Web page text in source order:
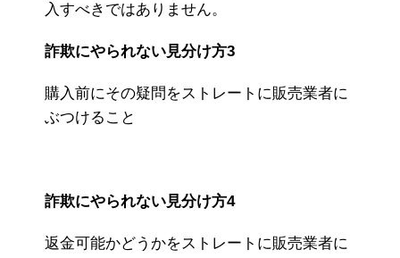
入すべきではありません。
詐欺にやられない見分け方3
購入前にその疑問をストレートに販売業者に
ぶつけること
詐欺にやられない見分け方4
返金可能かどうかをストレートに販売業者に